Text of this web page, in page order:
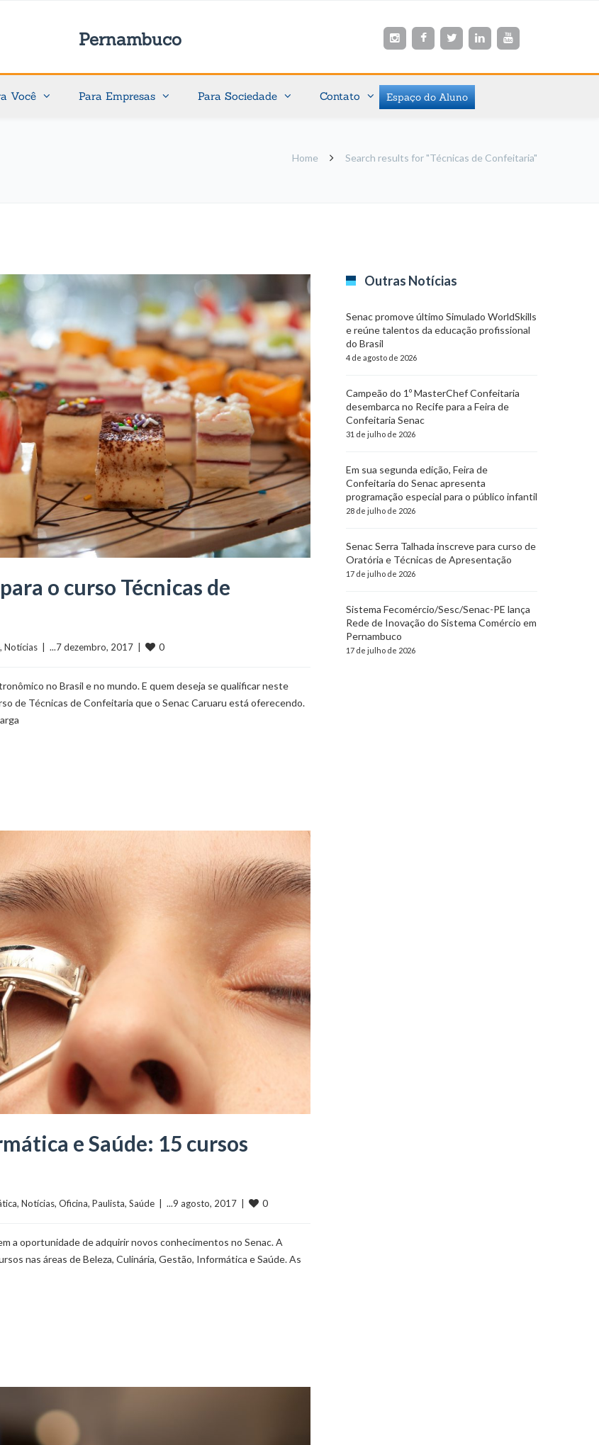
Pernambuco
Você Para Empresas Para Sociedade Contato Espaço do Aluno
Home Search results for "Técnicas de Confeitaria"
o curso Técnicas de
, Notícias
  |  ...7 dezembro, 2017  |
0
no Brasil e no mundo. E quem deseja se qualificar neste
de Técnicas de Confeitaria que o Senac Caruaru está oferecendo.
e Saúde: 15 cursos
, Notícias, Oficina, Paulista, Saúde
  |  ...9 agosto, 2017  |
0
a oportunidade de adquirir novos conhecimentos no Senac. A
nas áreas de Beleza, Culinária, Gestão, Informática e Saúde. As
Outras Notícias
Senac promove último Simulado WorldSkills
e reúne talentos da educação profissional
do Brasil
4 de agosto de 2026
Campeão do 1º MasterChef Confeitaria
desembarca no Recife para a Feira de
Confeitaria Senac
31 de julho de 2026
Em sua segunda edição, Feira de
Confeitaria do Senac apresenta
programação especial para o público infantil
28 de julho de 2026
Senac Serra Talhada inscreve para curso de
Oratória e Técnicas de Apresentação
17 de julho de 2026
Sistema Fecomércio/Sesc/Senac-PE lança
Rede de Inovação do Sistema Comércio em
Pernambuco
17 de julho de 2026